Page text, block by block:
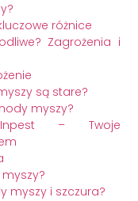
różnice
Zagrożenia i
są stare?
myszy?
– Twoje
myszy i szczura?